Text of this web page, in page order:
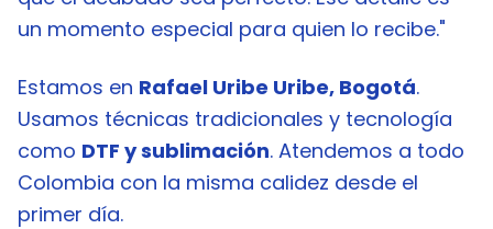
un momento especial para quien lo recibe."
Estamos en Rafael Uribe Uribe, Bogotá.
Usamos técnicas tradicionales y tecnología
como DTF y sublimación. Atendemos a todo
Colombia con la misma calidez desde el
primer día.